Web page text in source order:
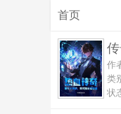
首页
作
类
状